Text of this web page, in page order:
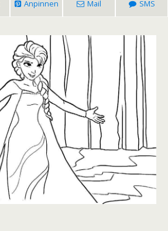
Anpinnen Mail SMS